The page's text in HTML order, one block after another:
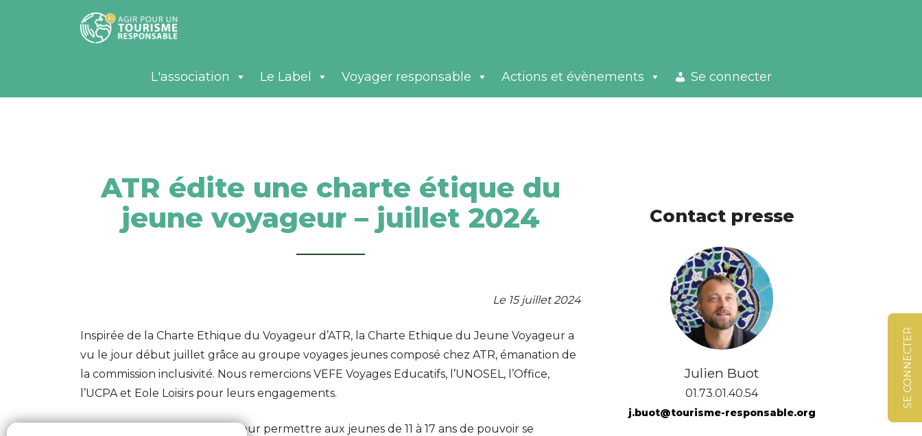
SE CONNECTER
L'association Le Label Voyager responsable Actions et évènements Se connecter
ATR édite une charte étique du
jeune voyageur – juillet 2024
Le 15 juillet 2024
Inspirée de la Charte Ethique du Voyageur d’ATR, la Charte Ethique du Jeune Voyageur a
vu le jour début juillet grâce au groupe voyages jeunes composé chez ATR, émanation de
la commission inclusivité. Nous remercions VEFE Voyages Educatifs, l’UNOSEL, l’Office,
l’UCPA et Eole Loisirs pour leurs engagements.
Cette Charte est vulgarisée pour permettre aux jeunes de 11 à 17 ans de pouvoir se
Contact presse
Julien Buot
01.73.01.40.54
j.buot@tourisme-responsable.org